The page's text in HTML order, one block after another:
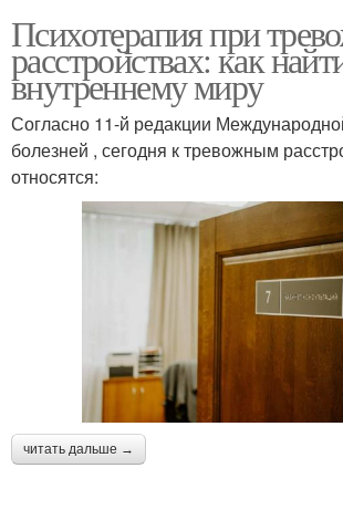
Психотерапия при
расстройствах: как
внутреннему миру
Согласно 11-й редакции
болезней , сегодня к тревожным
относятся:
читать дальше →